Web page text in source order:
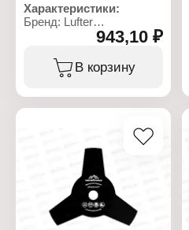
Характеристики:
Бренд: Lufter
Артикул: 021-125
Вид: алмазный
Модель: "Turbo Lux"
Посадочный диаметр,
Толщина, мм: 2,2
Высота алмазного слоя,
Максимальная частота
вращения: 12250 об/мин
943,10 ₽
В корзину